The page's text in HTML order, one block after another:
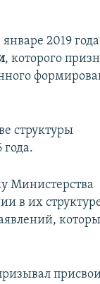
2019 года
, которого
структуры
Министерства
в их